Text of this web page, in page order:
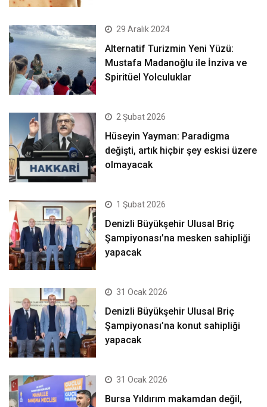
29 Aralık 2024
Alternatif Turizmin Yeni Yüzü:
Mustafa Madanoğlu ile İnziva ve
Spiritüel Yolculuklar
2 Şubat 2026
Hüseyin Yayman: Paradigma
değişti, artık hiçbir şey eskisi üzere
olmayacak
1 Şubat 2026
Denizli Büyükşehir Ulusal Briç
Şampiyonası’na mesken sahipliği
yapacak
31 Ocak 2026
Denizli Büyükşehir Ulusal Briç
Şampiyonası’na konut sahipliği
yapacak
31 Ocak 2026
Bursa Yıldırım makamdan değil,